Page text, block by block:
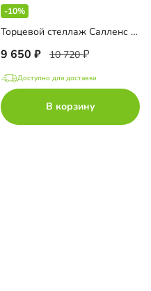
-10%
Торцевой стеллаж Салленс с полками
9 650 10 720
Доступно для доставки
В корзину